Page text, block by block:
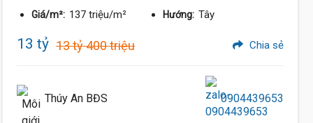
Giá/m²: 137 triệu/m² Hướng: Tây
13 tỷ 13 tỷ 400 triệu Chia sẻ
Thúy An BĐS 0904439653